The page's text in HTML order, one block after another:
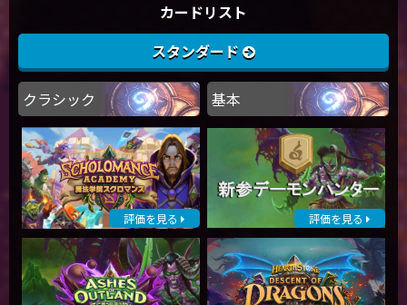
カードリスト
スタンダード
クラシック 基本
評価を見る 評価を見る